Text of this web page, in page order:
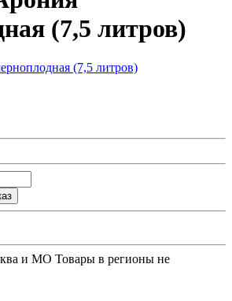
(7,5 литров)
и МО Товары в регионы не